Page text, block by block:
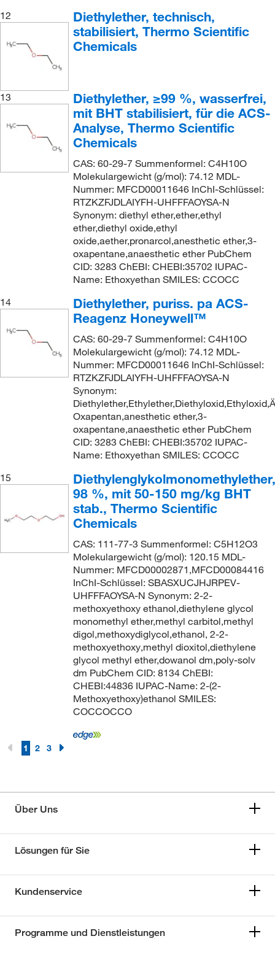
12
Diethylether, technisch,
stabilisiert, Thermo Scientific
Chemicals
13
Diethylether, ≥99 %, wasserfrei,
mit BHT stabilisiert, für die ACS-
Analyse, Thermo Scientific
Chemicals
CAS: 60-29-7 Summenformel: C4H10O
Molekulargewicht (g/mol): 74.12 MDL-
Nummer: MFCD00011646 InChI-Schlüssel:
RTZKZFJDLAIYFH-UHFFFAOYSA-N
Synonym: diethyl ether,ether,ethyl
ether,diethyl oxide,ethyl
oxide,aether,pronarcol,anesthetic ether,3-
oxapentane,anaesthetic ether PubChem
CID: 3283 ChEBI: CHEBI:35702 IUPAC-
Name: Ethoxyethan SMILES: CCOCC
14
Diethylether, puriss. pa ACS-
Reagenz Honeywell™
CAS: 60-29-7 Summenformel: C4H10O
Molekulargewicht (g/mol): 74.12 MDL-
Nummer: MFCD00011646 InChI-Schlüssel:
RTZKZFJDLAIYFH-UHFFFAOYSA-N
Synonym:
Oxapentan,anesthetic ether,3-
oxapentane,anaesthetic ether PubChem
CID: 3283 ChEBI: CHEBI:35702 IUPAC-
Name: Ethoxyethan SMILES: CCOCC
15
Diethylenglykolmonomethylether,
98 %, mit 50-150 mg/kg BHT
stab., Thermo Scientific
Chemicals
CAS: 111-77-3 Summenformel: C5H12O3
Molekulargewicht (g/mol): 120.15 MDL-
Nummer: MFCD00002871,MFCD00084416
InChI-Schlüssel: SBASXUCJHJRPEV-
UHFFFAOYSA-N Synonym: 2-2-
methoxyethoxy ethanol,diethylene glycol
monomethyl ether,methyl carbitol,methyl
digol,methoxydiglycol,ethanol, 2-2-
methoxyethoxy,methyl dioxitol,diethylene
glycol methyl ether,dowanol dm,poly-solv
dm PubChem CID: 8134 ChEBI:
CHEBI:44836 IUPAC-Name: 2-(2-
Methoxyethoxy)ethanol SMILES:
COCCOCCO
1 2 3
Über Uns
Lösungen für Sie
Kundenservice
Programme und Dienstleistungen